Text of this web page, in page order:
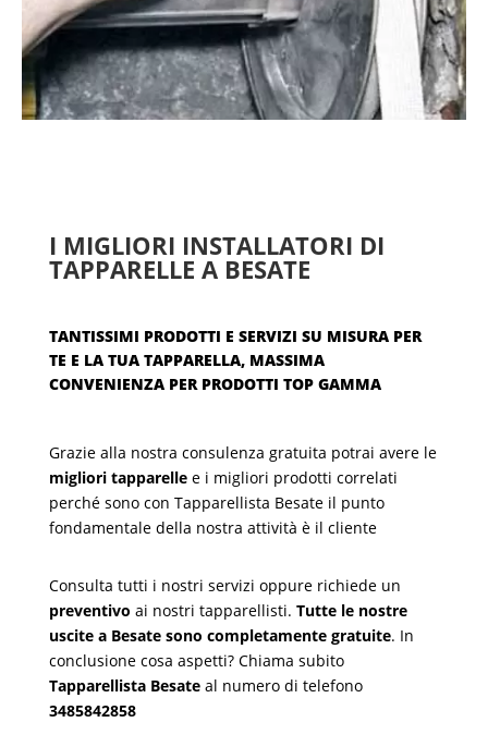
I MIGLIORI INSTALLATORI DI
TAPPARELLE A BESATE
TANTISSIMI PRODOTTI E SERVIZI SU MISURA PER
TE E LA TUA TAPPARELLA, MASSIMA
CONVENIENZA PER PRODOTTI TOP GAMMA
Grazie alla nostra consulenza gratuita potrai avere le
migliori tapparellee i migliori prodotti correlati
perché sono con Tapparellista Besate il punto
fondamentale della nostra attività è il cliente
Consulta tutti i nostri servizi oppure richiede un
preventivo ai nostri tapparellisti. Tutte le nostre
uscite a Besate sono completamente gratuite. In
conclusione cosa aspetti? Chiama subito
Tapparellista Besateal numero di telefono
3485842858